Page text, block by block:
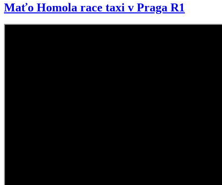
Maťo Homola race taxi v Praga R1